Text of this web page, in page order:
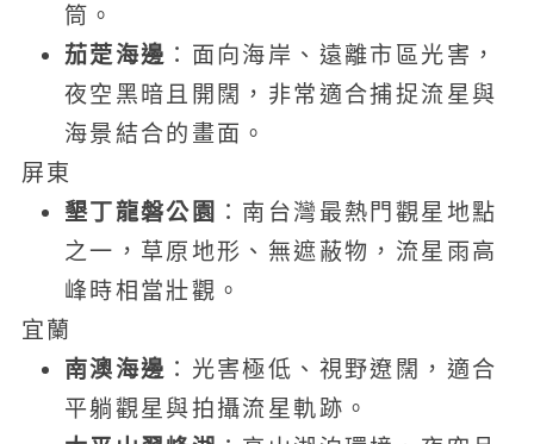
筒。
茄萣海邊 ：面向海岸、遠離市區光害，
夜空黑暗且開闊，非常適合捕捉流星與
海景結合的畫面。
屏東
墾丁龍磐公園 ：南台灣最熱門觀星地點
之一，草原地形、無遮蔽物，流星雨高
峰時相當壯觀。
宜蘭
南澳海邊 ：光害極低、視野遼闊，適合
平躺觀星與拍攝流星軌跡。